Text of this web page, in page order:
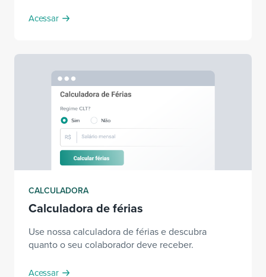
Acessar
CALCULADORA
Calculadora de férias
Use nossa calculadora de férias e descubra
quanto o seu colaborador deve receber.
Acessar